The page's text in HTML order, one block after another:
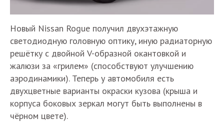
Новый Nissan Rogue получил двухэтажную
светодиодную головную оптику, иную радиаторную
решётку с двойной V-образной окантовкой и
жалюзи за «грилем» (способствуют улучшению
аэродинамики). Теперь у автомобиля есть
двухцветные варианты окраски кузова (крыша и
корпуса боковых зеркал могут быть выполнены в
чёрном цвете).